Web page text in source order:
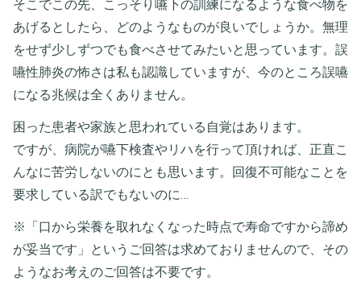
そこでこの先、こっそり嚥下の訓練になるような食べ物を
あげるとしたら、どのようなものが良いでしょうか。無理
をせず少しずつでも食べさせてみたいと思っています。誤
嚥性肺炎の怖さは私も認識していますが、今のところ誤嚥
になる兆候は全くありません。
困った患者や家族と思われている自覚はあります。
ですが、病院が嚥下検査やリハを行って頂ければ、正直こ
んなに苦労しないのにとも思います。回復不可能なことを
要求している訳でもないのに…
※「口から栄養を取れなくなった時点で寿命ですから諦め
が妥当です」というご回答は求めておりませんので、その
ようなお考えのご回答は不要です。